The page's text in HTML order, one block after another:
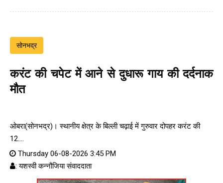
सोनभद्र
करंट की चपेट में आने से दुधारू गाय की दर्दनाक
मौत
ओबरा(सोनभद्र)। स्थानीय क्षेत्र के बिल्ली चढ़ाई में गुरुवार दोपहर करंट की
12....
Thursday 06-08-2026 3:45 PM
: यशस्वी कन्नौजिया संवाददाता